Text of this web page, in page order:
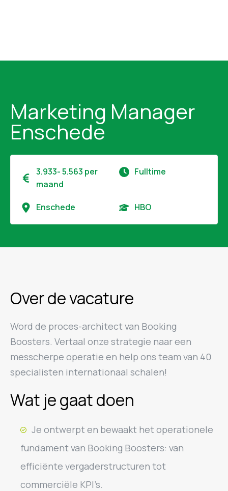
Marketing Manager
Enschede
3.933- 5.563 per
maand
Fulltime
Enschede HBO
Over de vacature
Word de proces-architect van Booking
Boosters. Vertaal onze strategie naar een
messcherpe operatie en help ons team van 40
specialisten internationaal schalen!
Wat je gaat doen
Je ontwerpt en bewaakt het operationele
fundament van Booking Boosters: van
efficiënte vergaderstructuren tot
commerciële KPI’s.